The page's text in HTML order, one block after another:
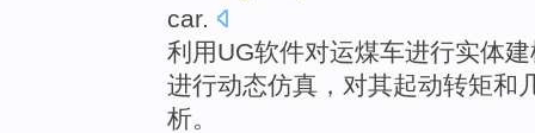
car.
利用UG软件对运煤车进行实体
进行动态仿真 ，对其起动转矩和
析。